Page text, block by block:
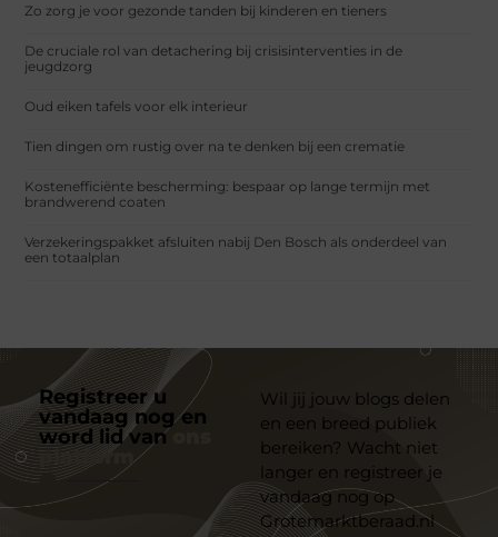
Zo zorg je voor gezonde tanden bij kinderen en tieners
De cruciale rol van detachering bij crisisinterventies in de
jeugdzorg
Oud eiken tafels voor elk interieur
Tien dingen om rustig over na te denken bij een crematie
Kostenefficiënte bescherming: bespaar op lange termijn met
brandwerend coaten
Verzekeringspakket afsluiten nabij Den Bosch als onderdeel van
een totaalplan
Registreer u
vandaag nog en
word lid van
platform
Wil jij jouw blogs delen
en een breed publiek
bereiken? Wacht niet
langer en registreer je
vandaag nog op
Grotemarktberaad.nl